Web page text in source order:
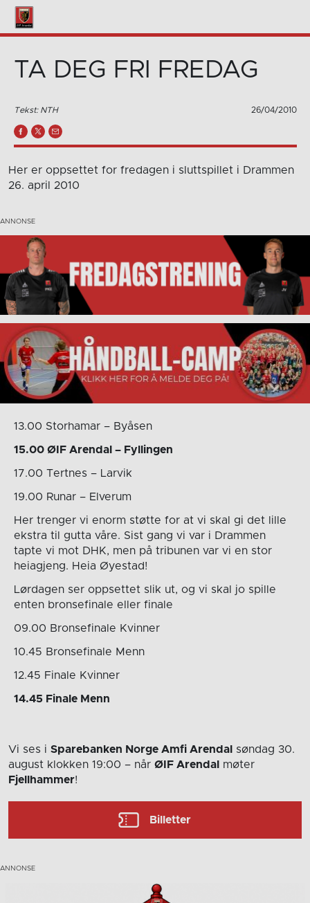
TA DEG FRI FREDAG
Tekst: NTH 26/04/2010
Her er oppsettet for fredagen i sluttspillet i Drammen
26. april 2010
13.00 Storhamar – Byåsen
15.00 ØIF Arendal – Fyllingen
17.00 Tertnes – Larvik
19.00 Runar – Elverum
Her trenger vi enorm støtte for at vi skal gi det lille
ekstra til gutta våre. Sist gang vi var i Drammen
tapte vi mot DHK, men på tribunen var vi en stor
heiagjeng. Heia Øyestad!
Lørdagen ser oppsettet slik ut, og vi skal jo spille
enten bronsefinale eller finale
09.00 Bronsefinale Kvinner
10.45 Bronsefinale Menn
12.45 Finale Kvinner
14.45 Finale Menn
Vi ses i Sparebanken Norge Amfi Arendal
søndag 30.
august klokken 19:00 – når ØIF Arendal
møter
Fjellhammer!
Billetter